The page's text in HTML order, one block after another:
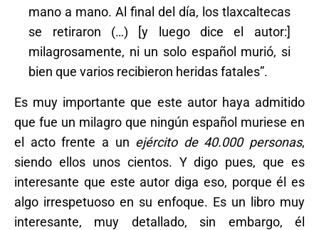
mano a mano. Al final del día, los tlaxcaltecas
se retiraron (…) [y luego dice el autor:]
milagrosamente, ni un solo español murió, si
bien que varios recibieron heridas fatales”.
Es muy importante que este autor haya admitido
que fue un milagro que ningún español muriese en
el acto frente a un ejército de 40.000 personas,
siendo ellos unos cientos. Y digo pues, que es
interesante que este autor diga eso, porque él es
algo irrespetuoso en su enfoque. Es un libro muy
interesante, muy detallado, sin embargo, él